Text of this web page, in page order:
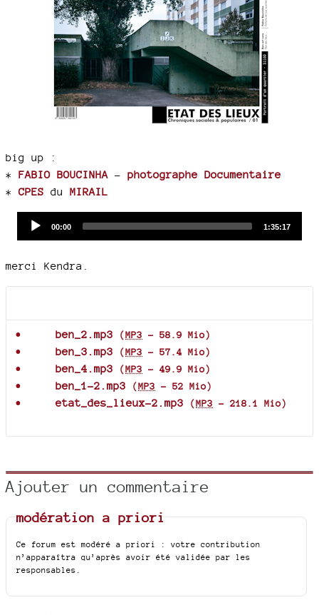
big up :
* FABIO BOUCINHA - photographe Documentaire
*CPES du MIRAIL
Current
00:00
Total
1:35:17
merci Kendra.
ben_2.mp3 (MP3 - 58.9 Mio)
ben_3.mp3 (MP3 - 57.4 Mio)
ben_4.mp3 (MP3 - 49.9 Mio)
ben_1-2.mp3 (MP3 - 52 Mio)
etat_des_lieux-2.mp3 (MP3 - 218.1 Mio)
Ajouter un commentaire
modération a priori
Ce forum est modéré a priori : votre contribution
n’apparaîtra qu’après avoir été validée par les
responsables.